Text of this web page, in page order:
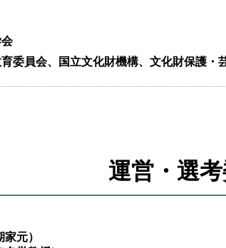
委員会、国立文化財機構、文化財保護・
運営・選
元）